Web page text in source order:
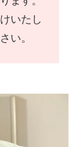
いたし
い。